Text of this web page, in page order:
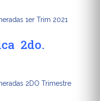
1er Trim 2021
2do.
2DO Trimestre